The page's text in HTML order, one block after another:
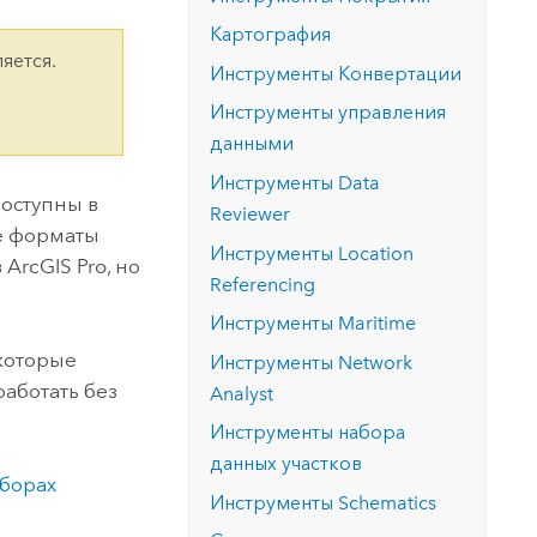
Изучить ArcGIS Pro
инфраструктурой
результатов, позволяющих решать
сложные задачи.
Изучить этот курс
позволили провести критически важные
спасательные операции.
Прочитать статью
в
форматы
ArcGIS Pro, но
без
Картография
Инструменты Конвертации
Инструменты управления
данными
Инструменты Data
Reviewer
Инструменты Location
Referencing
Инструменты Maritime
Инструменты Network
Analyst
Инструменты набора
данных участков
Инструменты Schematics